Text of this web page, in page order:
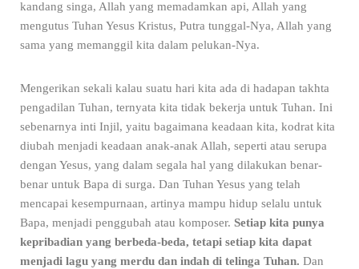
kandang singa, Allah yang memadamkan api, Allah yang
mengutus Tuhan Yesus Kristus, Putra tunggal-Nya, Allah yang
sama yang memanggil kita dalam pelukan-Nya.
Mengerikan sekali kalau suatu hari kita ada di hadapan takhta
pengadilan Tuhan, ternyata kita tidak bekerja untuk Tuhan. Ini
sebenarnya inti Injil, yaitu bagaimana keadaan kita, kodrat kita
diubah menjadi keadaan anak-anak Allah, seperti atau serupa
dengan Yesus, yang dalam segala hal yang dilakukan benar-
benar untuk Bapa di surga. Dan Tuhan Yesus yang telah
mencapai kesempurnaan, artinya mampu hidup selalu untuk
Bapa, menjadi penggubah atau komposer. Setiap kita punya
kepribadian yang berbeda-beda, tetapi setiap kita dapat
menjadi lagu yang merdu dan indah di telinga Tuhan. Dan